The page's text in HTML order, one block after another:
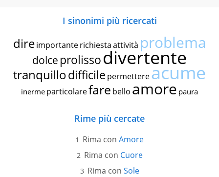
I sinonimi più ricercati
dire importante richiestaattività problema
dolce prolissodivertente
tranquillodifficile permettereacume
inerme particolarefare bello amore paura
Rime più cercate
Rima con Amore
Rima con Cuore
Rima con Sole